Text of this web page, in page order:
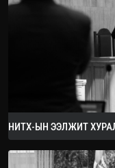
2026.09.05
НИТХ-ЫН ЭЭЛЖИТ